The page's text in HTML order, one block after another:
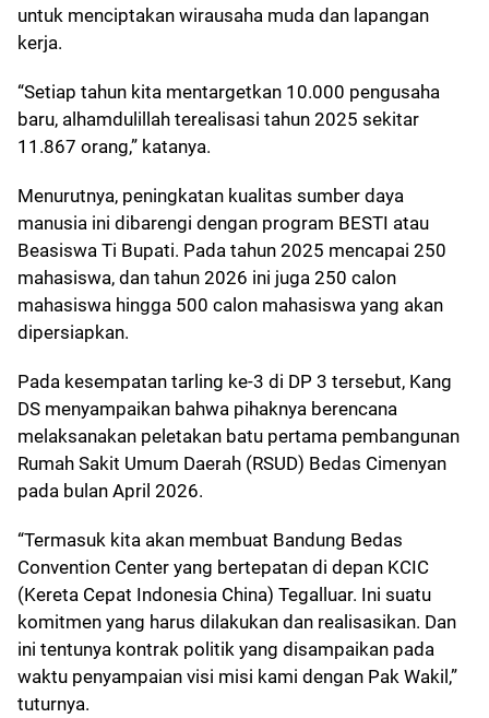
untuk menciptakan wirausaha muda dan lapangan
kerja.
“Setiap tahun kita mentargetkan 10.000 pengusaha
baru, alhamdulillah terealisasi tahun 2025 sekitar
11.867 orang,” katanya.
Menurutnya, peningkatan kualitas sumber daya
manusia ini dibarengi dengan program BESTI atau
Beasiswa Ti Bupati. Pada tahun 2025 mencapai 250
mahasiswa, dan tahun 2026 ini juga 250 calon
mahasiswa hingga 500 calon mahasiswa yang akan
dipersiapkan.
Pada kesempatan tarling ke-3 di DP 3 tersebut, Kang
DS menyampaikan bahwa pihaknya berencana
melaksanakan peletakan batu pertama pembangunan
Rumah Sakit Umum Daerah (RSUD) Bedas Cimenyan
pada bulan April 2026.
“Termasuk kita akan membuat Bandung Bedas
Convention Center yang bertepatan di depan KCIC
(Kereta Cepat Indonesia China) Tegalluar. Ini suatu
komitmen yang harus dilakukan dan realisasikan. Dan
ini tentunya kontrak politik yang disampaikan pada
waktu penyampaian visi misi kami dengan Pak Wakil,”
tuturnya.